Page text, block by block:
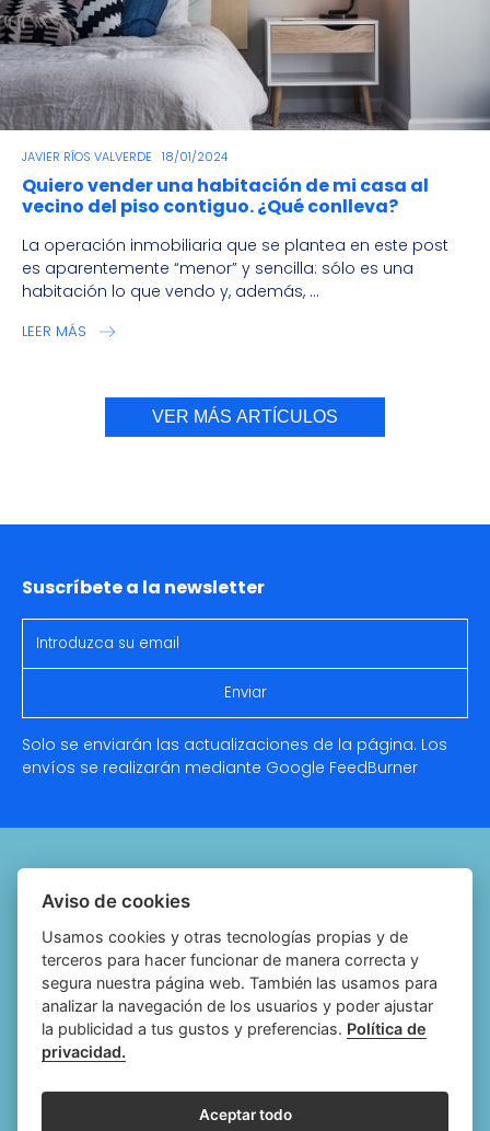
JAVIER RÍOS VALVERDE 18/01/2024
Quiero vender una habitación de mi casa al
vecino del piso contiguo. ¿Qué conlleva?
La operación inmobiliaria que se plantea en este post
es aparentemente “menor” y sencilla: sólo es una
habitación lo que vendo y, además, ...
LEER MÁS
VER MÁS ARTÍCULOS
Suscríbete a la newsletter
Solo se enviarán las actualizaciones de la página. Los
envíos se realizarán mediante Google FeedBurner
Política de cookies
Política de privacidad
Aviso legal
Configurar cookies
Aviso de cookies
Usamos cookies y otras tecnologías propias y de
terceros para hacer funcionar de manera correcta y
segura nuestra página web. También las usamos para
analizar la navegación de los usuarios y poder ajustar
la publicidad a tus gustos y preferencias. Política de
privacidad.
Aceptar todo